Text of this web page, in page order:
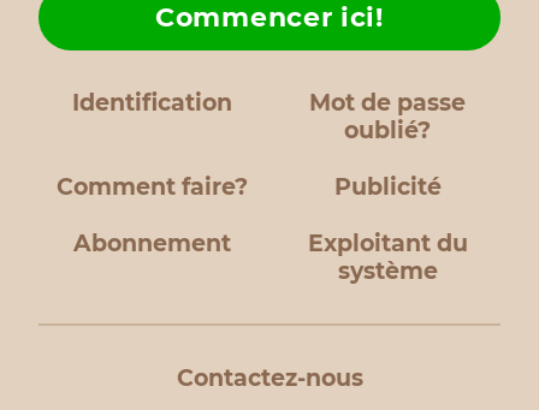
Identification
Mot de passe
oublié?
Comment faire?
Commencer ici!
Publicité
Abonnement
Exploitant du
système
Contactez-nous